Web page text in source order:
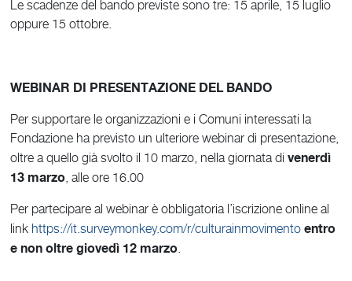
Le scadenze del bando previste sono tre: 15 aprile, 15 luglio
oppure 15 ottobre.
WEBINAR DI PRESENTAZIONE DEL BANDO
Per supportare le organizzazioni e i Comuni interessati la
Fondazione ha previsto un ulteriore webinar di presentazione,
oltre a quello già svolto il 10 marzo, nella giornata divenerdì
13 marzo, alle ore 16.00
Per partecipare al webinar è obbligatoria l’iscrizione online al
link https://it.surveymonkey.com/r/culturainmovimento entro
e non oltre giovedì 12 marzo.